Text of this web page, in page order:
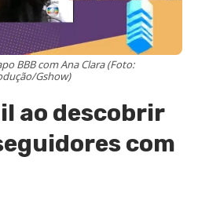
BBB com Ana Clara (Foto:
Gshow)
ao descobrir
com